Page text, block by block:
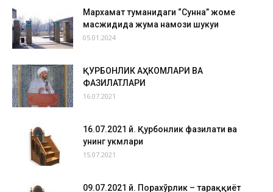
Мархамат туманидаги “Сунна” жоме
масжидида жума намози шукуҳи
05.01.2024
ҚУРБОНЛИК АҲКОМЛАРИ ВА
ФАЗИЛАТЛАРИ
16.07.2021
16.07.2021 й. Қурбонлик фазилати ва
унинг ҳукмлари
15.07.2021
09.07.2021 й. Порахўрлик – тараққиёт